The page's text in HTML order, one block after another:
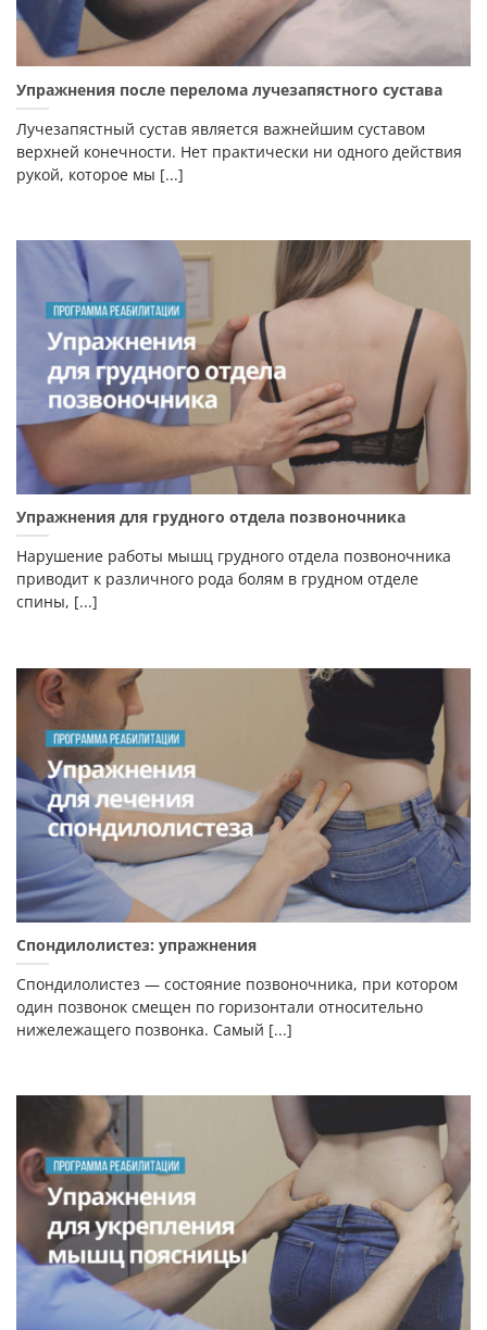
Упражнения после перелома лучезапястного сустава
Лучезапястный сустав является важнейшим суставом
верхней конечности. Нет практически ни одного действия
рукой, которое мы [...]
Упражнения для грудного отдела позвоночника
Нарушение работы мышц грудного отдела позвоночника
приводит к различного рода болям в грудном отделе
спины, [...]
Спондилолистез: упражнения
Спондилолистез — состояние позвоночника, при котором
один позвонок смещен по горизонтали относительно
нижележащего позвонка. Самый [...]